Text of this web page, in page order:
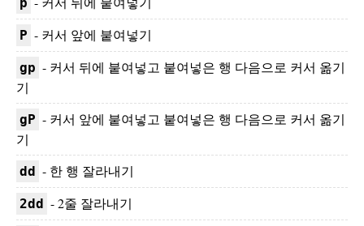
P - 커서 앞에 붙여넣기
gp - 커서 뒤에 붙여넣고 붙여넣은 행 다음으로 커서 옮기
기
gP - 커서 앞에 붙여넣고 붙여넣은 행 다음으로 커서 옮기
기
dd - 한 행 잘라내기
2dd - 2줄 잘라내기